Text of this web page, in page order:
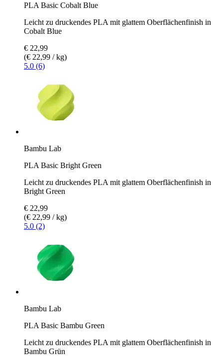
PLA Basic Cobalt Blue
Leicht zu druckendes PLA mit glattem Oberflächenfinish in
Cobalt Blue
€ 22,99
(€ 22,99 / kg)
5.0 (6)
Bambu Lab
PLA Basic Bright Green
Leicht zu druckendes PLA mit glattem Oberflächenfinish in
Bright Green
€ 22,99
(€ 22,99 / kg)
5.0 (2)
Bambu Lab
PLA Basic Bambu Green
Leicht zu druckendes PLA mit glattem Oberflächenfinish in
Bambu Grün